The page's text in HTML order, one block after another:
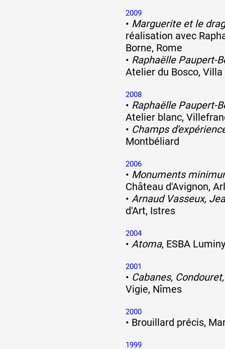
2009
• Marguerite et le
réalisation avec
Borne, Rome
• Raphaëlle Paupert-
Atelier du Bosco,
2008
• Raphaëlle Paupert-
Atelier blanc,
• Champs
Montbéliard
2006
• Monuments
Château d'Avignon,
• Arnaud Vasseux,
d'Art, Istres
2004
• Atoma, ESBA
2001
• Cabanes,
Vigie, Nîmes
2000
• Brouillard précis,
1999